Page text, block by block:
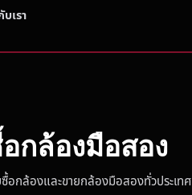
บเรา
กล้องมือสอง
กล้องและขายกล้องมือสองทั่วประเทศ